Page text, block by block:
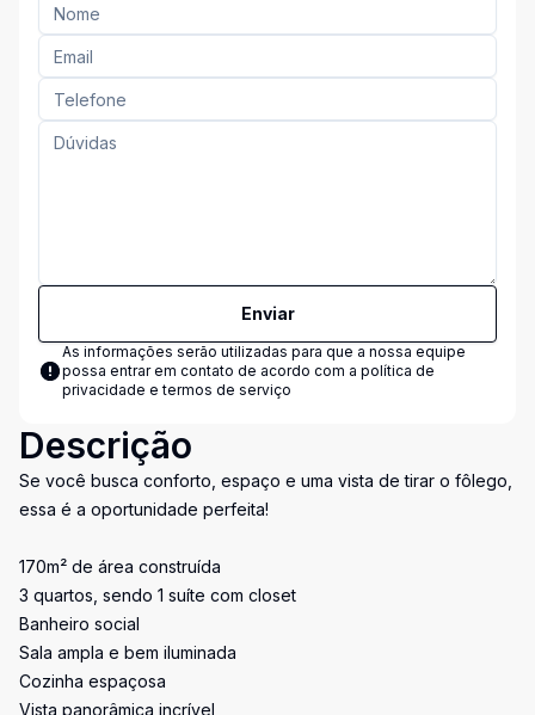
Enviar
As informações serão utilizadas para que a nossa equipe
possa entrar em contato de acordo com a política de
privacidade e termos de serviço
Descrição
Se você busca conforto, espaço e uma vista de tirar o fôlego,
essa é a oportunidade perfeita!
170m² de área construída
3 quartos, sendo 1 suíte com closet
Banheiro social
Sala ampla e bem iluminada
Cozinha espaçosa
Vista panorâmica incrível